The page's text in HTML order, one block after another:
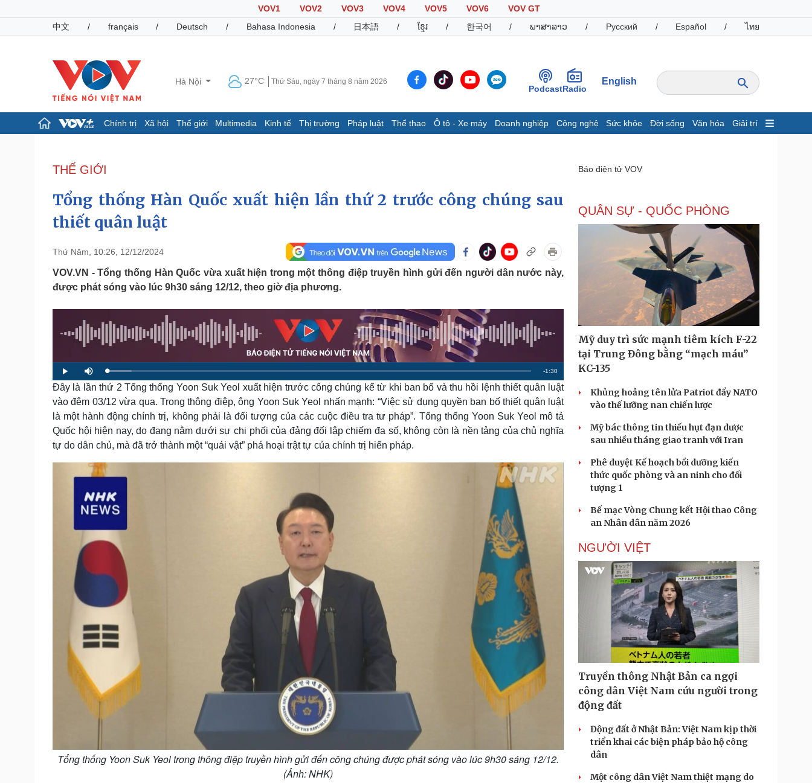
VOV1 VOV2 VOV3 VOV4 VOV5 VOV6
VOV GT
中文
/ français / Deutsch / Bahasa Indonesia / 日本語 / ខ្មែរ / 한국어 / ພາສາລາວ / Русский / Español / ไทย
Hà Nội 27°C Thứ Sáu, ngày 7 tháng 8 năm 2026
PodcastRadio
English
Chính trị Xã hội Thế giới Multimedia Kinh tế Thị trường Pháp luật Thể thao Ô tô - Xe máy Doanh nghiệp Công nghệ Sức khỏe Đời sống Văn hóa Giải trí
Đảng
Tổ chức nhân sự
Quốc hội
Nhận diện sự thật
Dấu ấn VOV
Infographic
Bất động sản
Chứng khoán
Giá cà phê
Pháp luật
Tin nóng
Tư vấn luật
Việt Nam
Phân tích
Thể thao
Lịch thi đấu bóng đá
Thế giới thể thao
Ô tô - Xe máy
Xe máy
Doanh nghiệp
Thông tin doanh nghiệp
Doanh nghiệp 24h
Công nghệ
Sành điệu
Tin Công nghệ
Trải nghiệm
Chuyển đổi số
Sức khỏe
Cây thuốc
Sản phụ khoa
Nhi khoa
Nam khoa
Làm đẹp - giảm cân
Phòng mạch online
Ăn sạch sống khỏe
Đời sống
Blog
Văn hóa
Sân khấu - Điện ảnh
Văn học
Di sản
Giải trí
Nghệ sĩ
Thời trang
Du lịch
Săn Tour
Podcast
Câu chuyện thời sự
Kể chuyện cho bé
Hạt giống tâm hồn
Cải chính
THẾ GIỚI
Tổng thống Hàn Quốc xuất hiện lần thứ 2 trước công chúng sau
thiết quân luật
Thứ Năm, 10:26, 12/12/2024
VOV.VN - Tổng thống Hàn Quốc vừa xuất hiện trong một thông điệp truyền hình gửi đến người dân nước này,
được phát sóng vào lúc 9h30 sáng 12/12, theo giờ địa phương.
P
l
a
y
M
u
t
e
L
o
a
d
d
5
.
8
3
R
m
n
i
-1:30
Đây là lần thứ 2 Tổng thống Yoon Suk Yeol xuất hiện trước công chúng kể từ khi ban bố và thu hồi lệnh thiết quân luật
vào đêm 03/12 vừa qua. Trong thông điệp, ông Yoon Suk Yeol nhấn mạnh: “Việc sử dụng quyền ban bố thiết quân luật
là một hành động chính trị, không phải là đối tượng của các cuộc điều tra tư pháp”. Tổng thống Yoon Suk Yeol mô tả
Quốc hội hiện nay, do đang nằm dưới sự chi phối của đảng đối lập chiếm đa số, không còn là nền tảng của chủ nghĩa
tự do dân chủ, mà đã trở thành một “quái vật” phá hoại trật tự của chính trị hiến pháp.
Tổng thống Yoon Suk Yeol trong thông điệp truyền hình gửi đến công chúng được phát sóng vào lúc 9h30 sáng 12/12.
(Ảnh: NHK)
Báo điện tử VOV
QUÂN SỰ - QUỐC PHÒNG
Mỹ duy trì sức mạnh tiêm kích F-22
tại Trung Đông bằng “mạch máu”
KC-135
Khủng hoảng tên lửa Patriot đẩy NATO
vào thế lưỡng nan chiến lược
Mỹ bác thông tin thiếu hụt đạn dược
sau nhiều tháng giao tranh với Iran
Phê duyệt Kế hoạch bồi dưỡng kiến
thức quốc phòng và an ninh cho đối
tượng 1
Bế mạc Vòng Chung kết Hội thao Công
an Nhân dân năm 2026
NGƯỜI VIỆT
Truyền thông Nhật Bản ca ngợi
công dân Việt Nam cứu người trong
động đất
Động đất ở Nhật Bản: Việt Nam kịp thời
triển khai các biện pháp bảo hộ công
dân
Một công dân Việt Nam thiệt mạng do